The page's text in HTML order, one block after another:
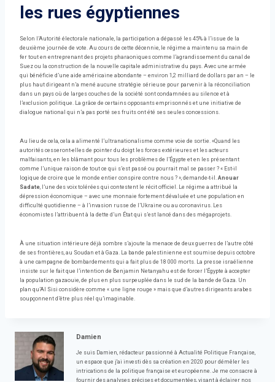
les rues égyptiennes
Selon l’Autorité électorale nationale, la participation a dépassé les 45% à l’issue de la
deuxième journée de vote. Au cours de cette décennie, le régime a maintenu sa main de
fer tout en entreprenant des projets pharaoniques comme l’agrandissement du canal de
Suez ou la construction de la nouvelle capitale administrative du pays. Avec une armée
qui bénéficie d’une aide américaine abondante – environ 1,2 milliard de dollars par an – le
plus haut dirigeant n’a mené aucune stratégie sérieuse pour parvenir à la réconciliation
dans un pays où de larges couches de la société sont condamnées au silence et à
l’exclusion politique. La grâce de certains opposants emprisonnés et une initiative de
dialogue national qui n’a pas porté ses fruits ont été ses seules concessions.
Au lieu de cela, cela a alimenté l’ultranationalisme comme voie de sortie. «Quand les
autorités cesseront-elles de pointer du doigt les forces extérieures et les acteurs
malfaisants, en les blâmant pour tous les problèmes de l’Égypte et en les présentant
comme l’unique raison de tout ce qui s’est passé ou pourrait mal se passer ? « Est-il
logique de croire que le monde entier conspire contre nous ? », demande-t-il. Anouar
Sadate , l’une des voix tolérées qui contestent le récit officiel. Le régime a attribué la
dépression économique – avec une monnaie fortement dévaluée et une population en
difficulté quotidienne – à l’invasion russe de l’Ukraine ou au coronavirus. Les
économistes l’attribuent à la dette d’un État qui s’est lancé dans des mégaprojets.
À une situation intérieure déjà sombre s’ajoute la menace de deux guerres de l’autre côté
de ses frontières, au Soudan et à Gaza. La bande palestinienne est soumise depuis octobre
à une campagne de bombardements qui a fait plus de 18 000 morts. La presse israélienne
insiste sur le fait que l’intention de Benjamin Netanyahu est de forcer l’Égypte à accepter
la population gazaouie, de plus en plus surpeuplée dans le sud de la bande de Gaza. Un
plan qu’Al Sisi considère comme « une ligne rouge » mais que d’autres dirigeants arabes
soupçonnent d’être plus réel qu’imaginable.
Damien
Je suis Damien, rédacteur passionné à Actualité Politique Française,
un espace que j'ai investi dès sa création en 2020 pour démêler les
intrications de la politique française et européenne. Je me consacre à
fournir des analyses précises et documentées, visant à éclairer nos